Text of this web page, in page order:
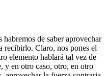
de saber aprovechar
recibirlo. Claro, nos pones el
elemento hablará tal vez de
y en otro caso, otro, en otro